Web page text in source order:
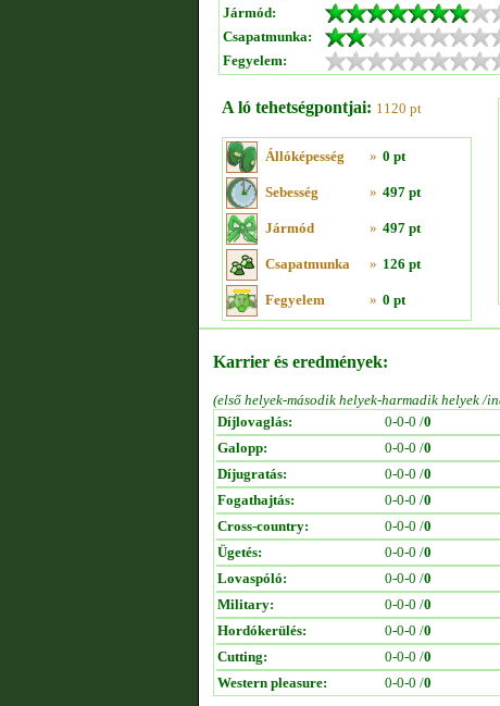
Jármód:
Csapatmunka:
Fegyelem:
A ló tehetségpontjai: 1120 pt
Állóképesség » 0 pt
Sebesség » 497 pt
Jármód » 497 pt
Csapatmunka » 126 pt
Fegyelem » 0 pt
Karrier és eredmények:
(első helyek-második helyek-harmadik helyek /
Díjlovaglás:
0-0-0 /0
Galopp:
0-0-0 /0
Díjugratás:
0-0-0 /0
Fogathajtás:
0-0-0 /0
Cross-country:
0-0-0 /0
Ügetés:
0-0-0 /0
Lovaspóló:
0-0-0 /0
Military:
0-0-0 /0
Hordókerülés:
0-0-0 /0
Cutting:
0-0-0 /0
Western pleasure:
0-0-0 /0